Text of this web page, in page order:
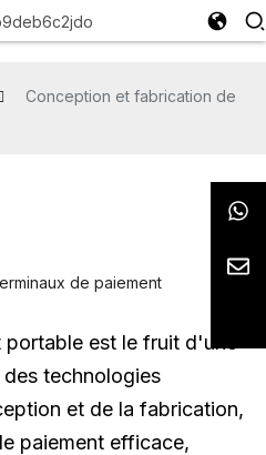
Conception et fabrication de
de paiement
est le fruit d'une
technologies
et de la fabrication,
paiement efficace,